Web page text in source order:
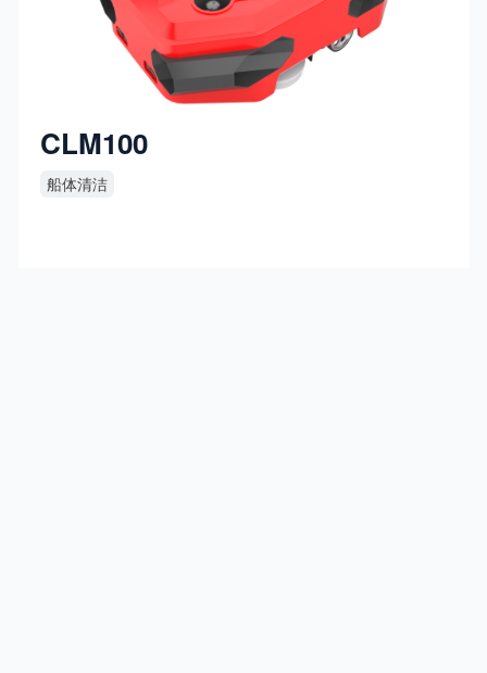
CLM100
船体清洁